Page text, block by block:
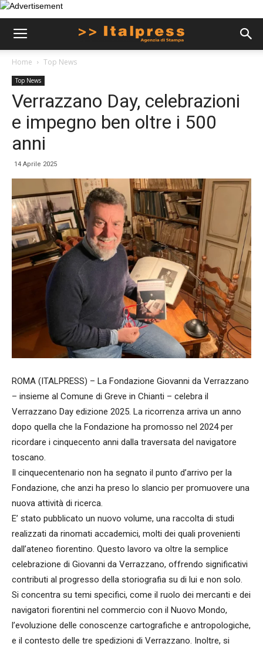
Home Top News
Top News
Verrazzano Day, celebrazioni
e impegno ben oltre i 500
anni
14 Aprile 2025
ROMA (ITALPRESS) – La Fondazione Giovanni da Verrazzano
– insieme al Comune di Greve in Chianti – celebra il
Verrazzano Day edizione 2025. La ricorrenza arriva un anno
dopo quella che la Fondazione ha promosso nel 2024 per
ricordare i cinquecento anni dalla traversata del navigatore
toscano.
Il cinquecentenario non ha segnato il punto d’arrivo per la
Fondazione, che anzi ha preso lo slancio per promuovere una
nuova attività di ricerca.
E’ stato pubblicato un nuovo volume, una raccolta di studi
realizzati da rinomati accademici, molti dei quali provenienti
dall’ateneo fiorentino. Questo lavoro va oltre la semplice
celebrazione di Giovanni da Verrazzano, offrendo significativi
contributi al progresso della storiografia su di lui e non solo.
Si concentra su temi specifici, come il ruolo dei mercanti e dei
navigatori fiorentini nel commercio con il Nuovo Mondo,
l’evoluzione delle conoscenze cartografiche e antropologiche,
e il contesto delle tre spedizioni di Verrazzano. Inoltre, si